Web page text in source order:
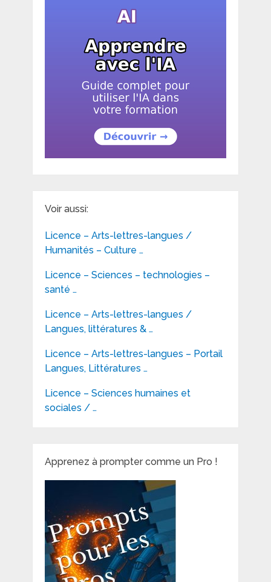
Voir aussi:
Licence – Arts-lettres-langues /
Humanités – Culture …
Licence – Sciences – technologies –
santé …
Licence – Arts-lettres-langues /
Langues, littératures & …
Licence – Arts-lettres-langues – Portail
Langues, Littératures …
Licence – Sciences humaines et
sociales / …
Apprenez à prompter comme un Pro !